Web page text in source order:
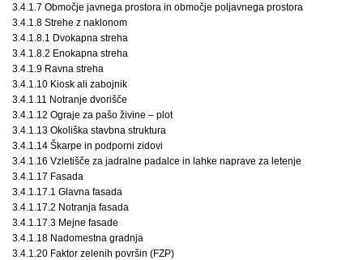
3.4.1.7 Območje javnega prostora in območje poljavnega prostora
3.4.1.8 Strehe z naklonom
3.4.1.8.1 Dvokapna streha
3.4.1.8.2 Enokapna streha
3.4.1.9 Ravna streha
3.4.1.10 Kiosk ali zabojnik
3.4.1.11 Notranje dvorišče
3.4.1.12 Ograje za pašo živine – plot
3.4.1.13 Okoliška stavbna struktura
3.4.1.14 Škarpe in podporni zidovi
3.4.1.16 Vzletišče za jadralne padalce in lahke naprave za letenje
3.4.1.17 Fasada
3.4.1.17.1 Glavna fasada
3.4.1.17.2 Notranja fasada
3.4.1.17.3 Mejne fasade
3.4.1.18 Nadomestna gradnja
3.4.1.20 Faktor zelenih površin (FZP)